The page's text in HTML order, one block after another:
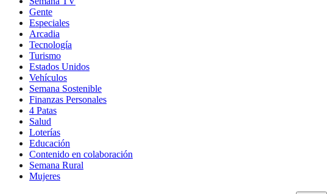
Gente
Especiales
Arcadia
Tecnología
Turismo
Estados Unidos
Vehículos
Semana Sostenible
Finanzas Personales
4 Patas
Salud
Loterías
Educación
Contenido en colaboración
Semana Rural
Mujeres